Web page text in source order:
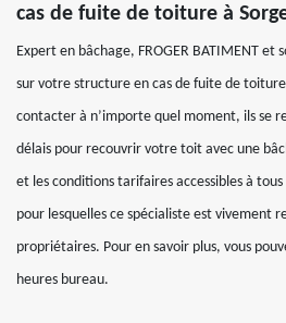
cas de fuite de toiture à
Expert en bâchage, FROGER BATIMENT
sur votre structure en cas de fuite de toiture
contacter à n’importe quel moment, ils se
délais pour recouvrir votre toit avec une
et les conditions tarifaires accessibles à
pour lesquelles ce spécialiste est vivement
propriétaires. Pour en savoir plus, vous
heures bureau.